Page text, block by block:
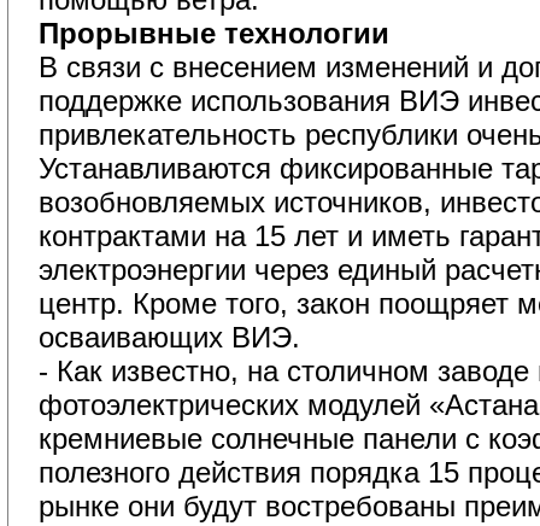
Прорывные технологии
В связи с внесением изменений и
поддержке использования ВИЭ
привлекательность республики
Устанавливаются фиксированные
возобновляемых источников,
контрактами на 15 лет и иметь
электроэнергии через единый
центр. Кроме того, закон поощряет
осваивающих ВИЭ.
- Как известно, на столичном заводе
фотоэлектрических модулей
кремниевые солнечные панели с
полезного действия порядка 15
рынке они будут востребованы